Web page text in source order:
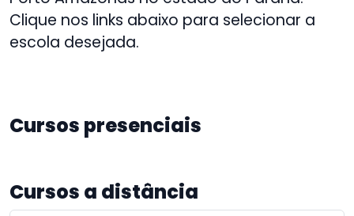
Clique nos links abaixo para selecionar a
escola desejada.
Cursos presenciais
Cursos a distância